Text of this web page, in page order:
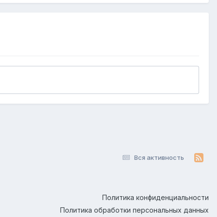
Вся активность
Политика конфиденциальности
Политика обработки персональных данных